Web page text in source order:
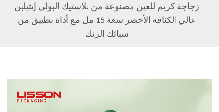
русский
español
زجاجة كريم للعين مصنوعة من بلاستيك البولي إيثيلين
عالي الكثافة الأخضر سعة 15 مل مع أداة تطبيق من
سبائك الزنك